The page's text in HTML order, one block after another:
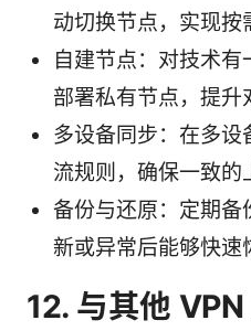
动切换节点，实现按
自建节点：对技术
部署私有节点，提升
多设备同步：在多设
流规则，确保一致的
备份与还原：定期备
新或异常后能够快速
12. 与其他